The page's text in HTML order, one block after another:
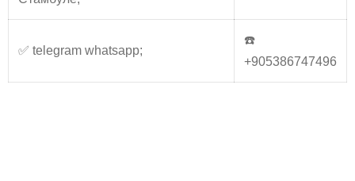
✅ telegram whatsapp;
☎️
+905386747496